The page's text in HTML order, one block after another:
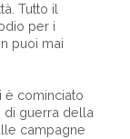
Tutto il
per i
puoi mai
è cominciato
di guerra della
campagne